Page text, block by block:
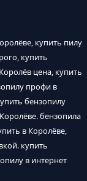
купить пилу
купить
цена, купить
профи в
бензопилу
бензопила
в Королёве,
купить
в интернет